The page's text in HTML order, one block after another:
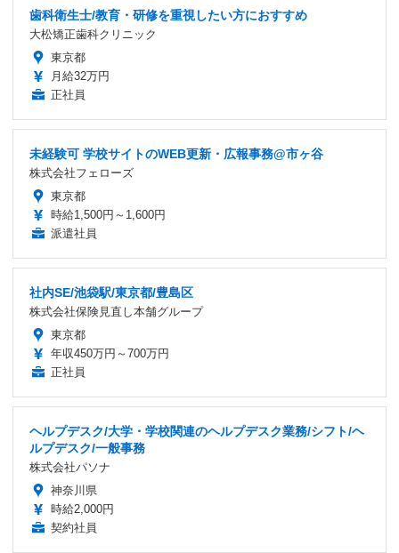
歯科衛生士/教育・研修を重視したい方におすすめ
大松矯正歯科クリニック
東京都
月給32万円
正社員
未経験可 学校サイトのWEB更新・広報事務@市ヶ谷
株式会社フェローズ
東京都
時給1,500円～1,600円
派遣社員
社内SE/池袋駅/東京都/豊島区
株式会社保険見直し本舗グループ
東京都
年収450万円～700万円
正社員
ヘルプデスク/大学・学校関連のヘルプデスク業務/シフト/ヘ
ルプデスク/一般事務
株式会社パソナ
神奈川県
時給2,000円
契約社員